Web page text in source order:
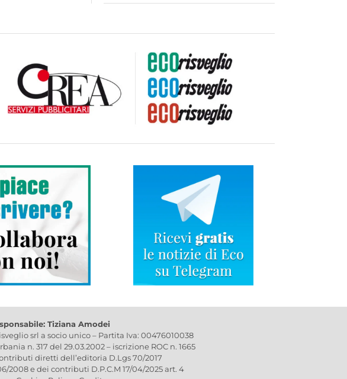
Tiziana Amodei
srl a socio unico – Partita Iva: 00476010038
n. 317 del 29.03.2002 – iscrizione ROC n. 1665
diretti dell’editoria D.Lgs 70/2017
2008 e dei contributi D.P.C.M 17/04/2025 art. 4